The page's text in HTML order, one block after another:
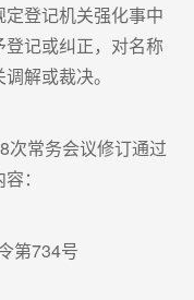
登记机关强化事中
记或纠正，对名称
解或裁决。
次常务会议修订通过
：
第734号